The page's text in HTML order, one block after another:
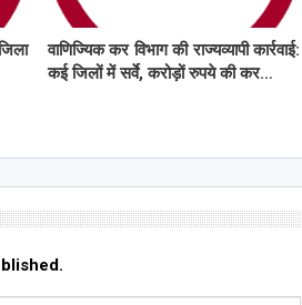
वाणिज्यिक कर विभाग की राज्यव्यापी कार्रवाई:
कई जिलों में सर्वे, करोड़ों रुपये की कर…